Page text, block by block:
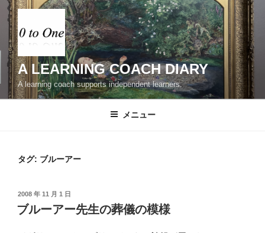
コ
ン
ン
ツ
A LEARNING COACH DIARY
A learning coach supports independent learners.
メニュー
タグ: ブルーアー
投
稿
日:
2008 年 11 月 1 日
ブルーアー先生の葬儀の模様